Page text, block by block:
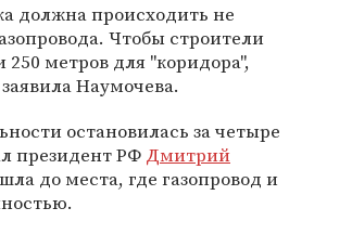
должна происходить не
Чтобы строители
метров для "коридора",
Наумочева.
остановилась за четыре
президент РФ Дмитрий
до места, где газопровод и